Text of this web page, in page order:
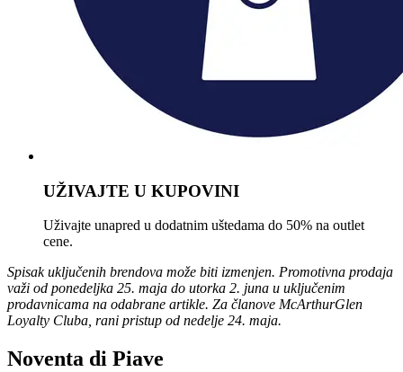
UŽIVAJTE U KUPOVINI
Uživajte unapred u dodatnim uštedama do 50% na outlet
cene.
Spisak uključenih brendova može biti izmenjen. Promotivna prodaja
važi od ponedeljka 25. maja do utorka 2. juna u uključenim
prodavnicama na odabrane artikle. Za članove McArthurGlen
Loyalty Cluba, rani pristup od nedelje 24. maja.
Noventa di Piave